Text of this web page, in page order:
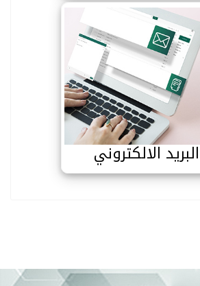
البريد الالكتروني
البريد الالكتروني